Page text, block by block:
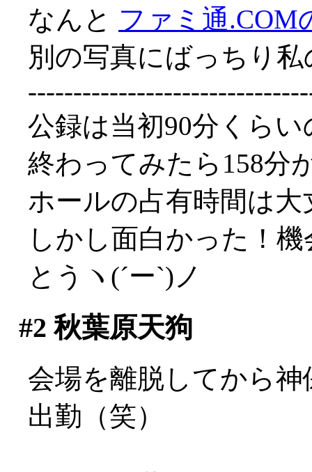
なんと ファミ通.COM
別の写真にばっちり
公録は当初90分くら
終わってみたら158分
ホールの占有時間は
しかし面白かった！
とうヽ(´ー`)ノ
#2 秋葉原天狗
会場を離脱してから
出勤（笑）